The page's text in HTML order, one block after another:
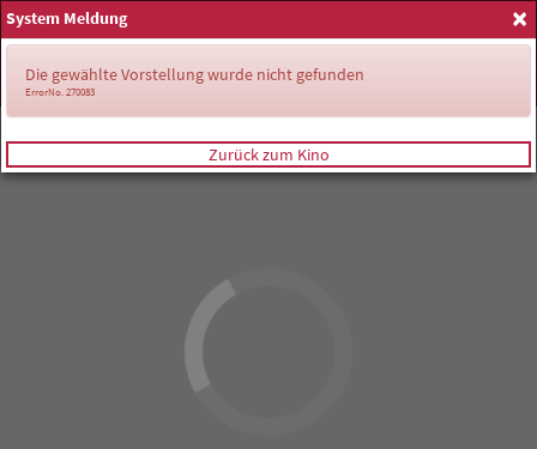
Anmelden
×
System Meldung
Die gewählte Vorstellung wurde nicht gefunden
ErrorNo. 270083
Zurück zum Kino